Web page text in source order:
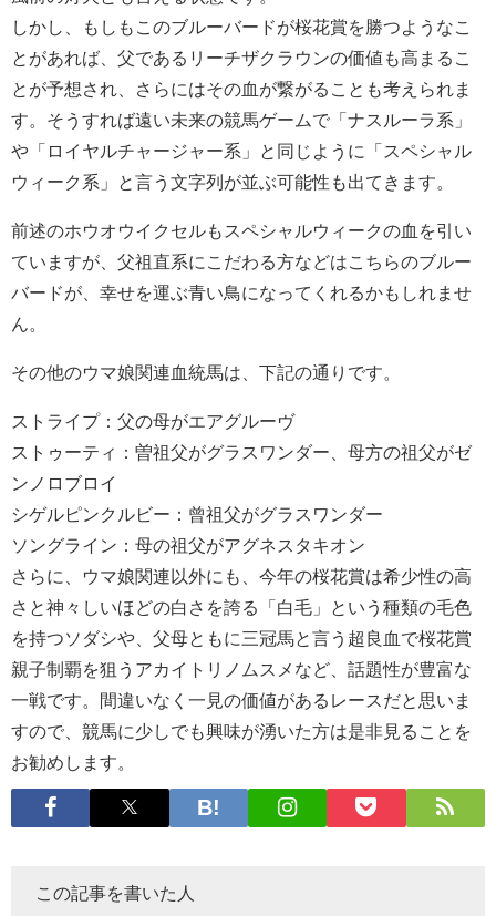
しかし、もしもこのブルーバードが桜花賞を勝つようなこ
とがあれば、父であるリーチザクラウンの価値も高まるこ
とが予想され、さらにはその血が繋がることも考えられま
す。そうすれば遠い未来の競馬ゲームで「ナスルーラ系」
や「ロイヤルチャージャー系」と同じように「スペシャル
ウィーク系」と言う文字列が並ぶ可能性も出てきます。
前述のホウオウイクセルもスペシャルウィークの血を引い
ていますが、父祖直系にこだわる方などはこちらのブルー
バードが、幸せを運ぶ青い鳥になってくれるかもしれませ
ん。
その他のウマ娘関連血統馬は、下記の通りです。
ストライプ：父の母がエアグルーヴ
ストゥーティ：曽祖父がグラスワンダー、母方の祖父がゼ
ンノロブロイ
シゲルピンクルビー：曾祖父がグラスワンダー
ソングライン：母の祖父がアグネスタキオン
さらに、ウマ娘関連以外にも、今年の桜花賞は希少性の高
さと神々しいほどの白さを誇る「白毛」という種類の毛色
を持つソダシや、父母ともに三冠馬と言う超良血で桜花賞
親子制覇を狙うアカイトリノムスメなど、話題性が豊富な
一戦です。間違いなく一見の価値があるレースだと思いま
すので、競馬に少しでも興味が湧いた方は是非見ることを
お勧めします。
この記事を書いた人